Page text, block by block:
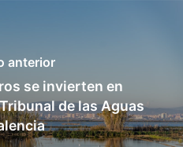
anterior
se invierten en
de las Aguas